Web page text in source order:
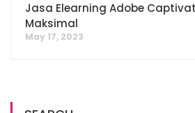
Jasa Elearning Adobe
Maksimal
May 17, 2023